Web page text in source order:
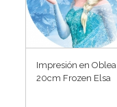
Impresión en Oblea
20cm Frozen Elsa